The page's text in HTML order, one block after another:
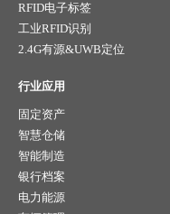
RFID电子标签
工业RFID识别
2.4G有源&UWB定位
行业应用
固定资产
智慧仓储
智能制造
银行档案
电力能源